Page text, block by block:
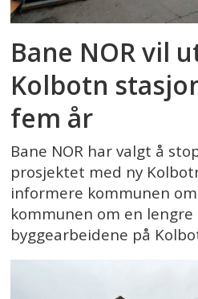
Bane NOR vil
Kolbotn
fem år
Bane NOR har valgt å
prosjektet med ny
informere kommunen
kommunen om en
byggearbeidene på